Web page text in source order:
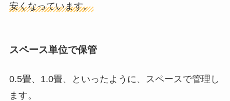
安くなっています。
スペース単位で保管
0.5畳、1.0畳、といったように、スペースで管理し
ます。